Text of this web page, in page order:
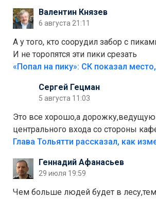
Валентин Князев
6 августа 21:11
А у того, кто соорудил забор с
И не торопятся эти пики срезать
Сергей Гецман
5 августа 11:03
Это все хорошо,а дорожку,ведущую
центрального входа со стороны
аттракционам слабо доделать?А
лежала в парке и испортилась.Да
украли.
Геннадий Афанасьев
29 июля 19:59
Чем больше людей будет в